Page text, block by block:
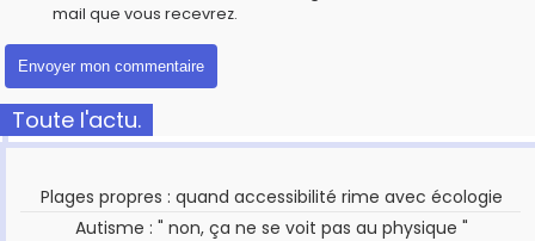
mail que vous recevrez.
Toute l'actu.
Plages propres : quand accessibilité rime avec écologie
Autisme : " non, ça ne se voit pas au physique "